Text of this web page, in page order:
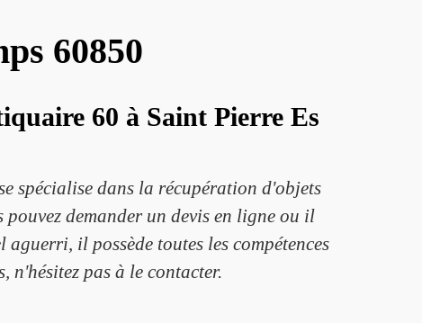
60850
60 à Saint Pierre Es
spécialise dans la récupération d'objets
demander un devis en ligne ou il
il possède toutes les compétences
n'hésitez pas à le contacter.